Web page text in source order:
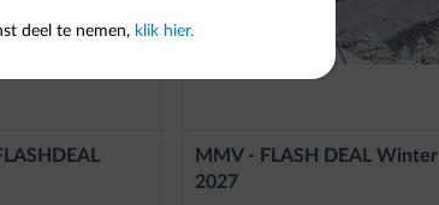
MMV - FLASH DEAL Winter
2027
deel te nemen, klik hier.